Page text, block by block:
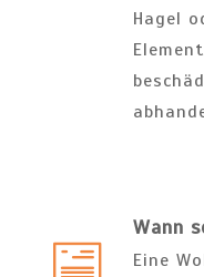
Hagel
Wann
Eine